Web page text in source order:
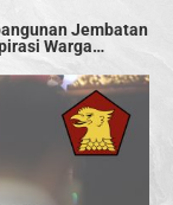
Jembatan
Warga